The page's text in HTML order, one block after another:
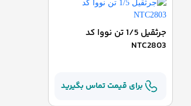
جرثقیل 1/5 تن نووا کد
NTC2803
برای قیمت تماس بگیرید